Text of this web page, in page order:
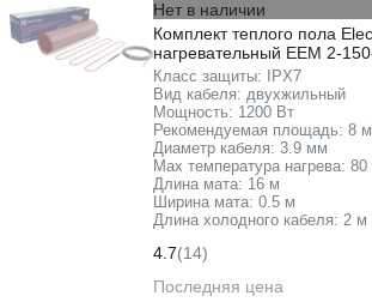
Нет в наличии
Комплект теплого пола
нагревательный EEM 2-
Класс защиты:
IPХ7
Вид кабеля: двухжильный
Мощность: 1200 Вт
Рекомендуемая площадь: 8
Диаметр кабеля: 3.9 мм
Max температура нагрева: 80
Длина мата: 16 м
Ширина мата: 0.5 м
Длина холодного кабеля: 2 м
4.7(14)
Последняя цена